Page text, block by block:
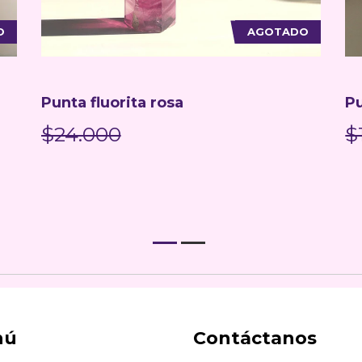
AGOTADO
Punta fluorita arcoíris
$18.000
Contáctanos